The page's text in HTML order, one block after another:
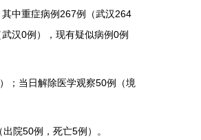
中重症病例267例（武汉264
汉0例），现有疑似病例0例
；当日解除医学观察50例（境
院50例，死亡5例）。